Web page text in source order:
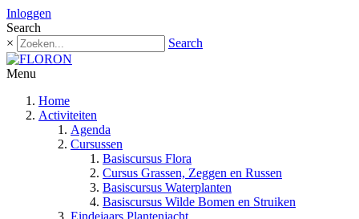
Inloggen
Search
×
Search
Menu
Home
Activiteiten
Agenda
Cursussen
Basiscursus Flora
Cursus Grassen, Zeggen en Russen
Basiscursus Waterplanten
Basiscursus Wilde Bomen en Struiken
Eindejaars Plantenjacht